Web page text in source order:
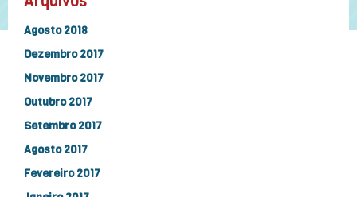
Agosto 2018
Dezembro 2017
Novembro 2017
Outubro 2017
Setembro 2017
Agosto 2017
Fevereiro 2017